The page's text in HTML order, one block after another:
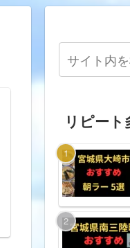
リピー